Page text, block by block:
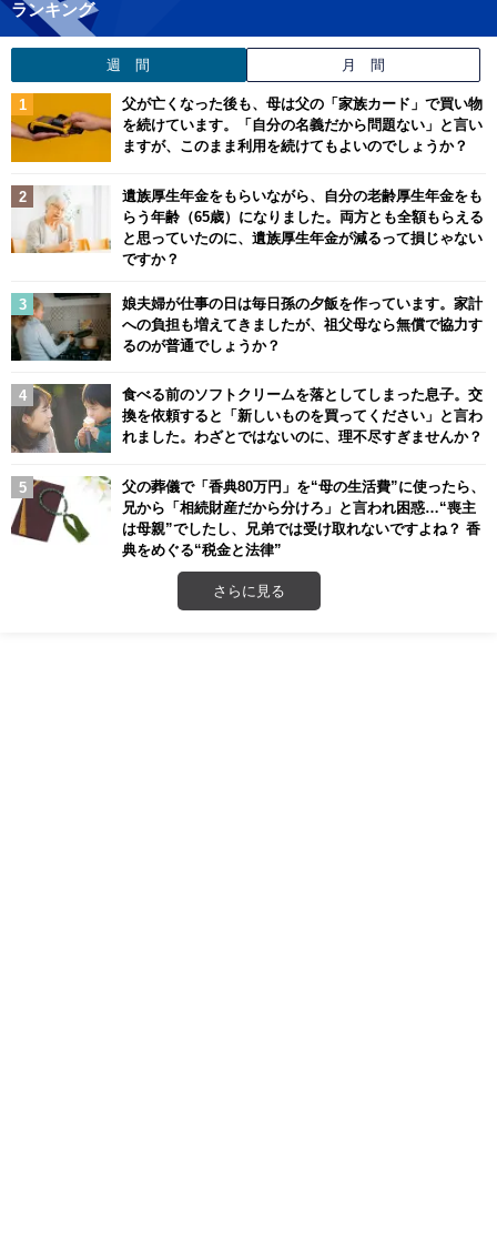
ランキング
週 間 月 間
父が亡くなった後も、母は父の「家族カード」で買い物
を続けています。「自分の名義だから問題ない」と言い
ますが、このまま利用を続けてもよいのでしょうか？
遺族厚生年金をもらいながら、自分の老齢厚生年金をも
らう年齢（65歳）になりました。両方とも全額もらえる
と思っていたのに、遺族厚生年金が減るって損じゃない
ですか？
娘夫婦が仕事の日は毎日孫の夕飯を作っています。家計
への負担も増えてきましたが、祖父母なら無償で協力す
るのが普通でしょうか？
食べる前のソフトクリームを落としてしまった息子。交
換を依頼すると「新しいものを買ってください」と言わ
れました。わざとではないのに、理不尽すぎませんか？
父の葬儀で「香典80万円」を“母の生活費”に使ったら、
兄から「相続財産だから分けろ」と言われ困惑…“喪主
は母親”でしたし、兄弟では受け取れないですよね？ 香
典をめぐる“税金と法律”
さらに見る